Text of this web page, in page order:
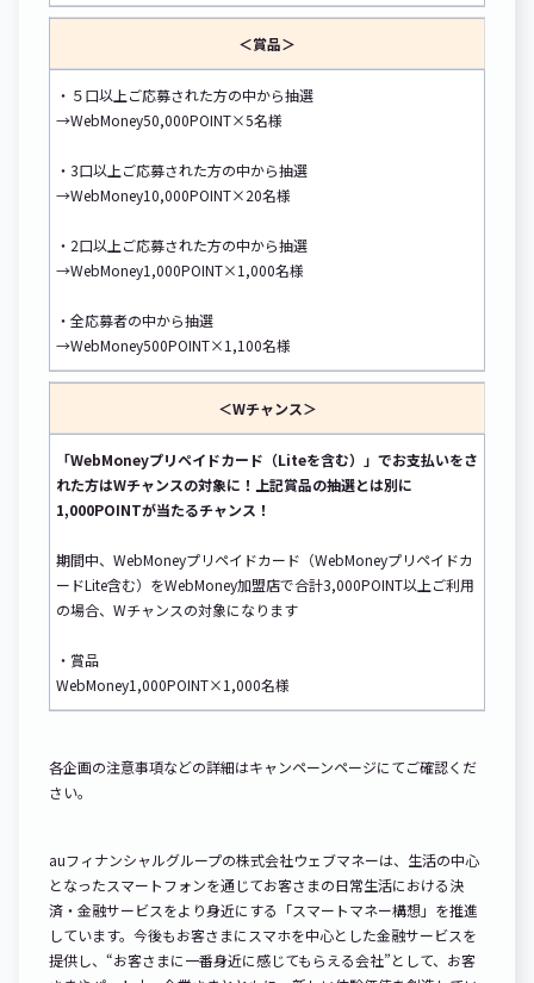
＜賞品＞
・５口以上ご応募された方の中から抽選
→WebMoney50,000POINT×5名様
・3口以上ご応募された方の中から抽選
→WebMoney10,000POINT×20名様
・2口以上ご応募された方の中から抽選
→WebMoney1,000POINT×1,000名様
・全応募者の中から抽選
→WebMoney500POINT×1,100名様
＜Wチャンス＞
「WebMoneyプリペイドカード（Liteを含む）」でお支払いをさ
れた方はWチャンスの対象に！上記賞品の抽選とは別に
1,000POINTが当たるチャンス！
期間中、WebMoneyプリペイドカード（WebMoneyプリペイドカ
ードLite含む）をWebMoney加盟店で合計3,000POINT以上ご利用
の場合、Wチャンスの対象になります
・賞品
WebMoney1,000POINT×1,000名様
各企画の注意事項などの詳細はキャンペーンページにてご確認くだ
さい。
auフィナンシャルグループの株式会社ウェブマネーは、生活の中心
となったスマートフォンを通じてお客さまの日常生活における決
済・金融サービスをより身近にする「スマートマネー構想」を推進
しています。今後もお客さまにスマホを中心とした金融サービスを
提供し、“お客さまに一番身近に感じてもらえる会社”として、お客